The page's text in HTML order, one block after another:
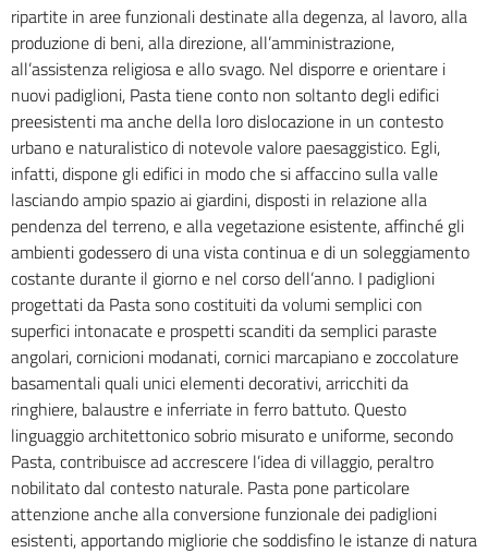
ripartite in aree funzionali destinate alla degenza, al lavoro, alla
produzione di beni, alla direzione, all’amministrazione,
all’assistenza religiosa e allo svago. Nel disporre e orientare i
nuovi padiglioni, Pasta tiene conto non soltanto degli edifici
preesistenti ma anche della loro dislocazione in un contesto
urbano e naturalistico di notevole valore paesaggistico. Egli,
infatti, dispone gli edifici in modo che si affaccino sulla valle
lasciando ampio spazio ai giardini, disposti in relazione alla
pendenza del terreno, e alla vegetazione esistente, affinché gli
ambienti godessero di una vista continua e di un soleggiamento
costante durante il giorno e nel corso dell’anno. I padiglioni
progettati da Pasta sono costituiti da volumi semplici con
superfici intonacate e prospetti scanditi da semplici paraste
angolari, cornicioni modanati, cornici marcapiano e zoccolature
basamentali quali unici elementi decorativi, arricchiti da
ringhiere, balaustre e inferriate in ferro battuto. Questo
linguaggio architettonico sobrio misurato e uniforme, secondo
Pasta, contribuisce ad accrescere l’idea di villaggio, peraltro
nobilitato dal contesto naturale. Pasta pone particolare
attenzione anche alla conversione funzionale dei padiglioni
esistenti, apportando migliorie che soddisfino le istanze di natura